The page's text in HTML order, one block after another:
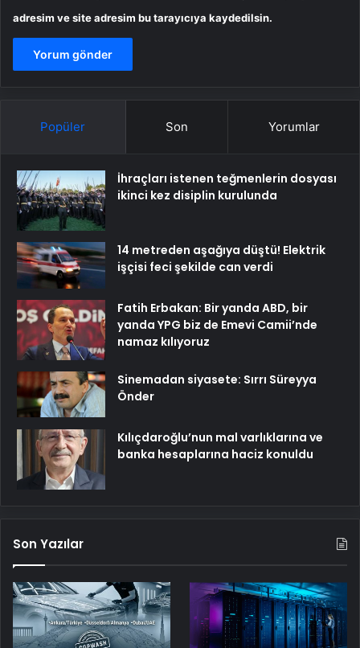
adresim ve site adresim bu tarayıcıya kaydedilsin.
Popüler Son Yorumlar
İhraçları istenen teğmenlerin dosyası
ikinci kez disiplin kurulunda
14 metreden aşağıya düştü! Elektrik
işçisi feci şekilde can verdi
Fatih Erbakan: Bir yanda ABD, bir
yanda YPG biz de Emevi Camii’nde
namaz kılıyoruz
Sinemadan siyasete: Sırrı Süreyya
Önder
Kılıçdaroğlu’nun mal varlıklarına ve
banka hesaplarına haciz konuldu
Son Yazılar